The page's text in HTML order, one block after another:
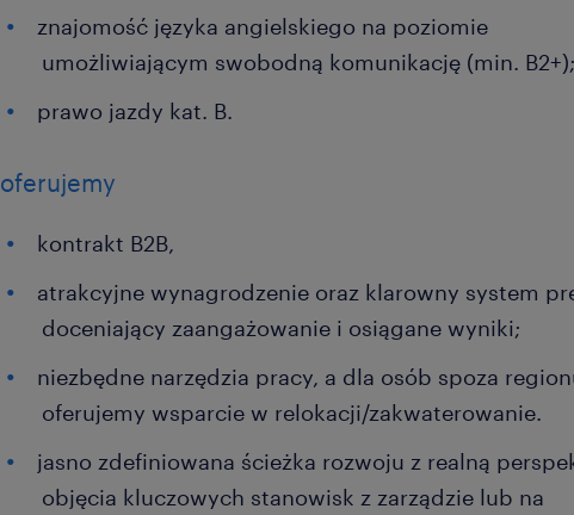
znajomość języka angielskiego na poziomie
umożliwiającym swobodną komunikację (min. B2+);
prawo jazdy kat. B.
oferujemy
kontrakt B2B,
atrakcyjne wynagrodzenie oraz klarowny system
doceniający zaangażowanie i osiągane wyniki;
niezbędne narzędzia pracy, a dla osób spoza
oferujemy wsparcie w relokacji/zakwaterowanie.
jasno zdefiniowana ścieżka rozwoju z realną
objęcia kluczowych stanowisk z zarządzie lub na